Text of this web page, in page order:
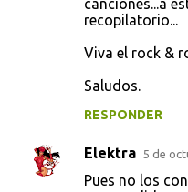
canciones...a
recopilatorio...
Viva el rock &
Saludos.
RESPONDER
Elektra 5 de
Pues no los